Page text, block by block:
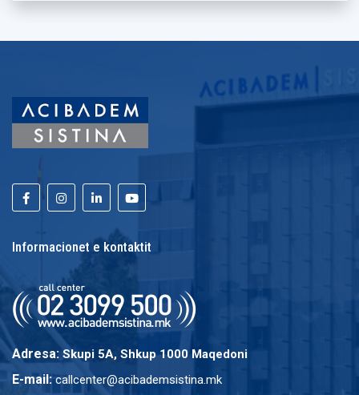
Informacionet e kontaktit
Adresa: Skupi 5A, Shkup 1000 Maqedoni
E-mail: callcenter@acibademsistina.mk